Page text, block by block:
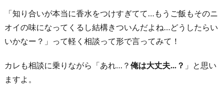
プ
レ
ゼ
ト
す
「知り合いが本当に香水をつけすぎてて…もうご飯もそのニ
オイの味になってくるし結構きついんだよね…どうしたらい
いかなー？」って軽く相談って形で言ってみて！
カレも相談に乗りながら「あれ…？ 俺は大丈夫…？ 」と思い
ますよ。